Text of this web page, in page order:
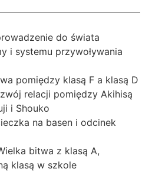
do świata
i systemu przywoływania
pomiędzy klasą F a klasą D
relacji pomiędzy Akihisą
i Shouko
na basen i odcinek
bitwa z klasą A,
klasą w szkole